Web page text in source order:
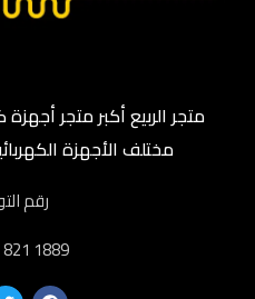
متجر الربيع أكبر متجر
مختلف الأجهزة
رقم
1889